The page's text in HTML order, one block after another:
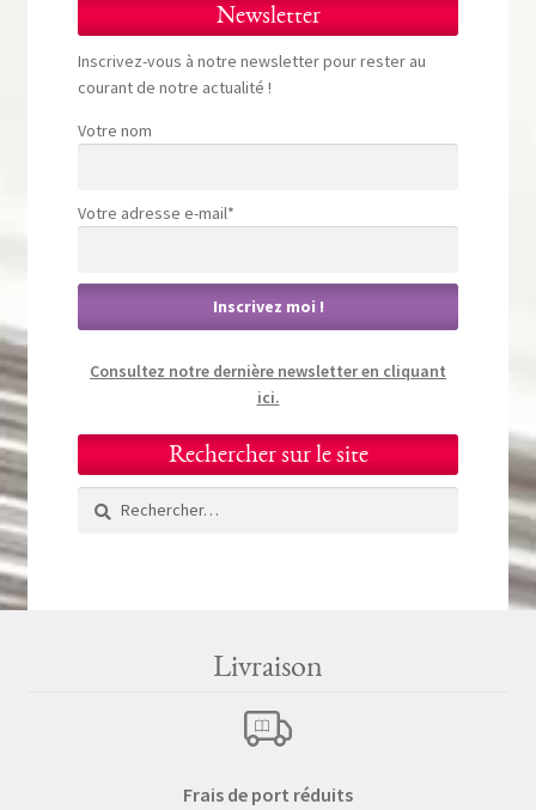
Newsletter
Inscrivez-vous à notre newsletter pour rester au
courant de notre actualité !
Votre nom
Votre adresse e-mail*
Consultez notre dernière newsletter en cliquant
ici.
Rechercher sur le site
Livraison
Frais de port réduits